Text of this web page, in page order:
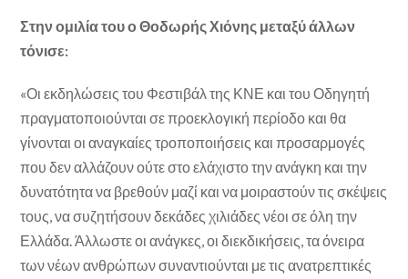
Στην ομιλία του ο Θοδωρής Χιόνης μεταξύ άλλων
τόνισε:
«Οι εκδηλώσεις του Φεστιβάλ της ΚΝΕ και του Οδηγητή
πραγματοποιούνται σε προεκλογική περίοδο και θα
γίνονται οι αναγκαίες τροποποιήσεις και προσαρμογές
που δεν αλλάζουν ούτε στο ελάχιστο την ανάγκη και την
δυνατότητα να βρεθούν μαζί και να μοιραστούν τις σκέψεις
τους, να συζητήσουν δεκάδες χιλιάδες νέοι σε όλη την
Ελλάδα. Άλλωστε οι ανάγκες, οι διεκδικήσεις, τα όνειρα
των νέων ανθρώπων συναντιούνται με τις ανατρεπτικές